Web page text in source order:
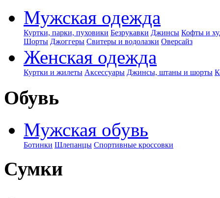
Мужская одежда
Куртки, парки, пуховики Безрукавки Джинсы Кофты и
Шорты Джоггеры Свитеры и водолазки Оверсайз
Женская одежда
Куртки и жилеты Аксессуары Джинсы, штаны и шорты
Обувь
Мужская обувь
Ботинки Шлепанцы Спортивные кроссовки
Сумки